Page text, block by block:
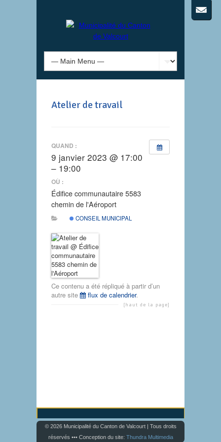
Atelier de travail
QUAND :
9 janvier 2023 @ 17:00
– 19:00
OÙ :
Édifice communautaire 5583
chemin de l'Aéroport
CONSEIL MUNICIPAL
Ce contenu a été répliqué à partir d’un
autre site
flux de calendrier.
[haut de la page]
© 2026 Municipalité du Canton de Valcourt | Tous droits
réservés ••• Conception du site: Thundra Multimedia